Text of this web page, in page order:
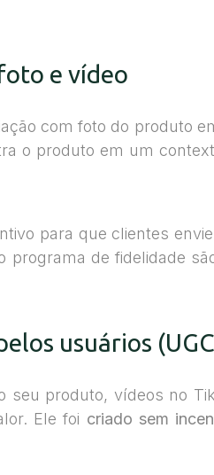
e vídeo
com foto do produto
o produto em um
para que clientes
programa de fidelidade
usuários
seu produto, vídeos no
Ele foi criado sem